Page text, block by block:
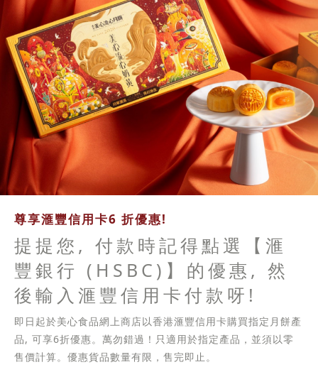
尊享滙豐信用卡6 折優惠!
提提您, 付款時記得點選【滙
豐銀行 (HSBC)】的優惠, 然
後輸入滙豐信用卡付款呀!
即日起於美心食品網上商店以香港滙豐信用卡購買指定月餅產
品, 可享6折優惠。萬勿錯過！只適用於指定產品，並須以零
售價計算。優惠貨品數量有限，售完即止。